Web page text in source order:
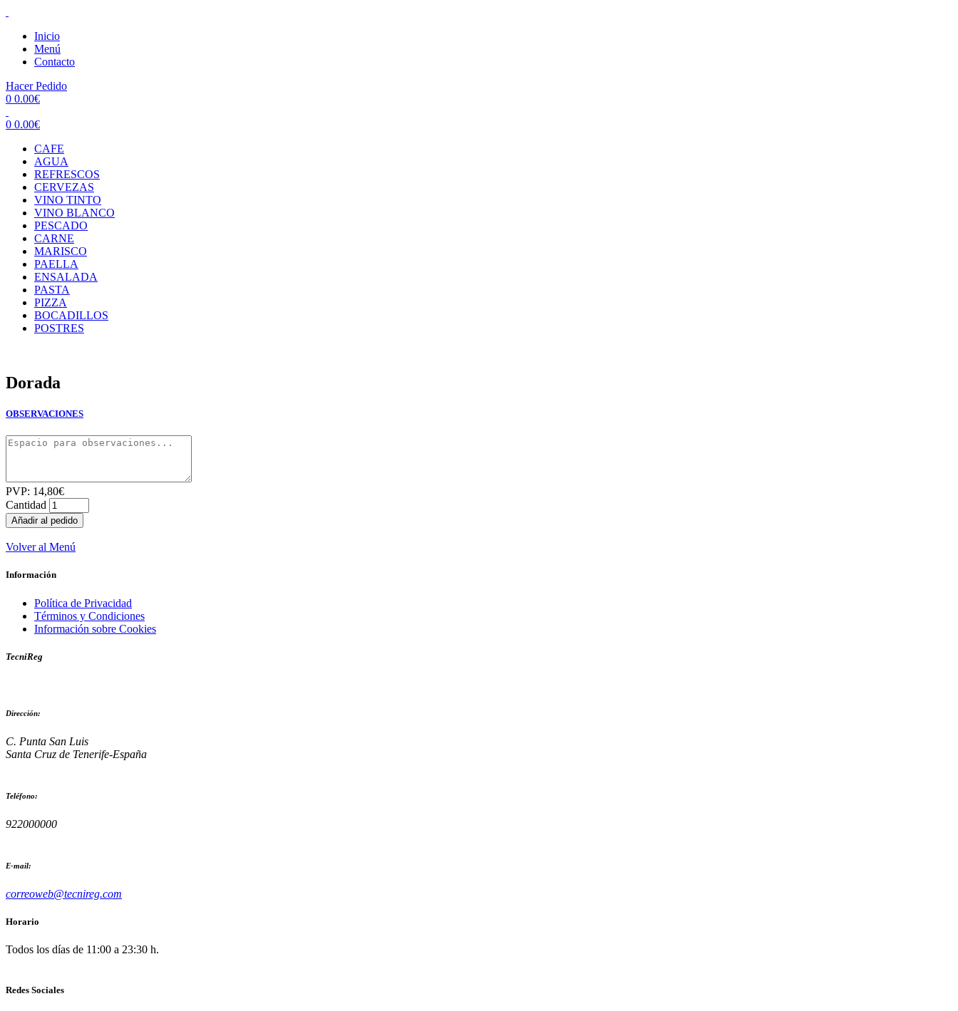
Inicio
Menú
Contacto
Hacer Pedido
0 0.00€
0 0.00€
CAFE
AGUA
REFRESCOS
CERVEZAS
VINO TINTO
VINO BLANCO
PESCADO
CARNE
MARISCO
PAELLA
ENSALADA
PASTA
PIZZA
BOCADILLOS
POSTRES
Dorada
OBSERVACIONES
PVP: 14,80€
Cantidad
Volver al Menú
Información
Política de Privacidad
Términos y Condiciones
Información sobre Cookies
TecniReg
Dirección:
C. Punta San Luis
Santa Cruz de Tenerife-España
Teléfono:
922000000
E-mail:
correoweb@tecnireg.com
Horario
Todos los días de 11:00 a 23:30 h.
Redes Sociales